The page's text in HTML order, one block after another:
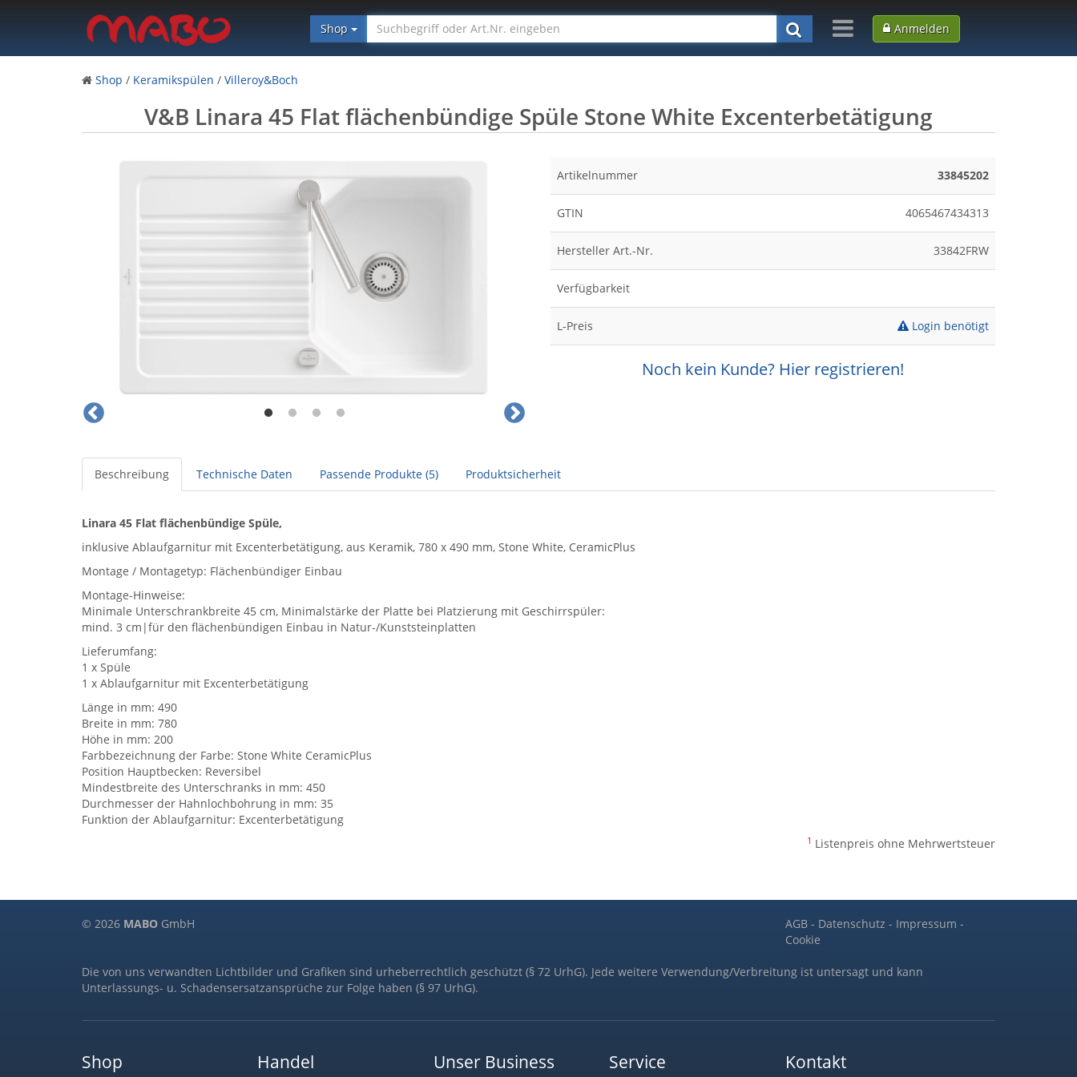
Shop Anmelden
Shop / Keramikspülen / Villeroy&Boch
V&B Linara 45 Flat flächenbündige Spüle Stone White Excenterbetätigung
Artikelnummer 33845202
GTIN 4065467434313
Hersteller Art.-Nr. 33842FRW
Verfügbarkeit
L-Preis Login benötigt
Noch kein Kunde? Hier registrieren!
Beschreibung Technische Daten Passende Produkte (5) Produktsicherheit
Linara 45 Flat flächenbündige Spüle,
inklusive Ablaufgarnitur mit Excenterbetätigung, aus Keramik, 780 x 490 mm, Stone White, CeramicPlus
Montage / Montagetyp: Flächenbündiger Einbau
Montage-Hinweise:
Minimale Unterschrankbreite 45 cm, Minimalstärke der Platte bei Platzierung mit Geschirrspüler:
mind. 3 cm|für den flächenbündigen Einbau in Natur-/Kunststeinplatten
Lieferumfang:
1 x Spüle
1 x Ablaufgarnitur mit Excenterbetätigung
Länge in mm: 490
Breite in mm: 780
Höhe in mm: 200
Farbbezeichnung der Farbe: Stone White CeramicPlus
Position Hauptbecken: Reversibel
Mindestbreite des Unterschranks in mm: 450
Durchmesser der Hahnlochbohrung in mm: 35
Funktion der Ablaufgarnitur: Excenterbetätigung
1 Listenpreis ohne Mehrwertsteuer
© 2026 MABO GmbH AGB- Datenschutz - Impressum -
Cookie
Die von uns verwandten Lichtbilder und Grafiken sind urheberrechtlich geschützt (§ 72 UrhG). Jede weitere Verwendung/Verbreitung ist untersagt und kann
Unterlassungs- u. Schadensersatzansprüche zur Folge haben (§ 97 UrhG).
Shop Handel Unser Business Service Kontakt